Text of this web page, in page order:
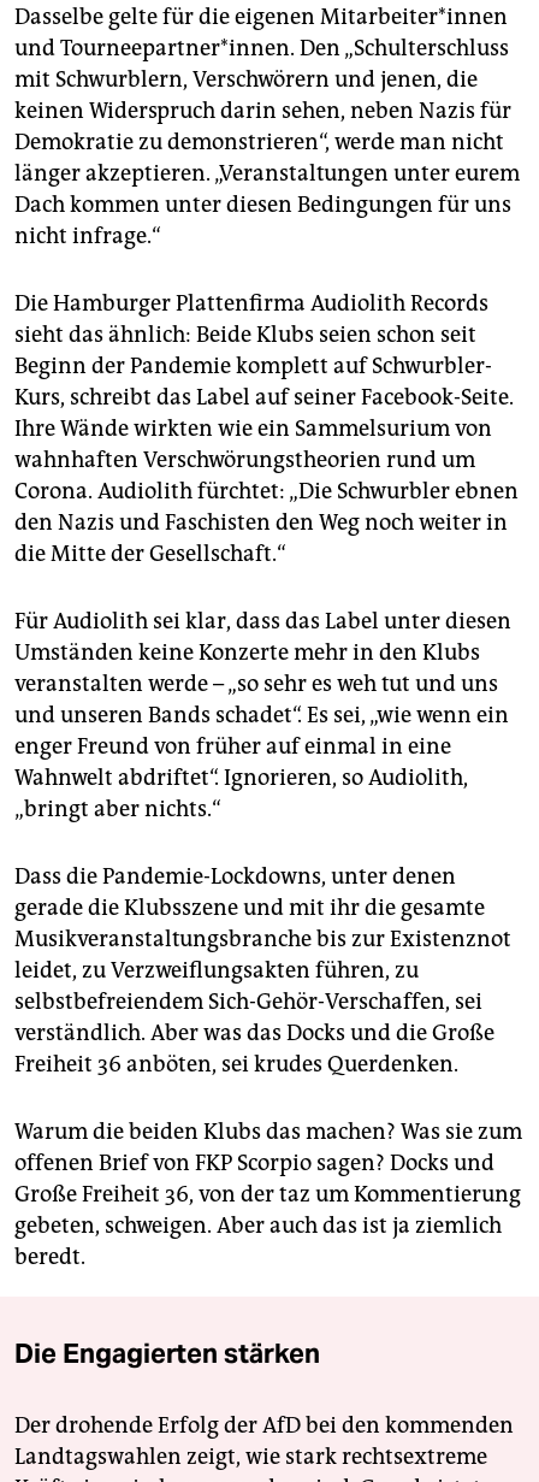
Dasselbe gelte für die eigenen Mit­ar­bei­te­r*in­nen
und Tourneepartner*innen. Den „Schulterschluss
mit Schwurblern, Verschwörern und jenen, die
keinen Widerspruch darin sehen, neben Nazis für
Demokratie zu demonstrieren“, werde man nicht
länger akzeptieren. „Veranstaltungen unter eurem
Dach kommen unter diesen Bedingungen für uns
nicht infrage.“
Die Hamburger Plattenfirma Audiolith Records
sieht das ähnlich: Beide Klubs seien schon seit
Beginn der Pandemie komplett auf Schwurbler-
Kurs, schreibt das Label auf seiner Facebook-Seite.
Ihre Wände wirkten wie ein Sammelsurium von
wahnhaften Verschwörungstheorien rund um
Corona. Audiolith fürchtet: „Die Schwurbler ebnen
den Nazis und Faschisten den Weg noch weiter in
die Mitte der Gesellschaft.“
Für Audiolith sei klar, dass das Label unter diesen
Umständen keine Konzerte mehr in den Klubs
veranstalten werde – „so sehr es weh tut und uns
und unseren Bands schadet“. Es sei, „wie wenn ein
enger Freund von früher auf einmal in eine
Wahnwelt abdriftet“. Ignorieren, so Audiolith,
„bringt aber nichts.“
Dass die Pandemie-Lockdowns, unter denen
gerade die Klubsszene und mit ihr die gesamte
Musikveranstaltungsbranche bis zur Existenznot
leidet, zu Verzweiflungsakten führen, zu
selbstbefreiendem Sich-Gehör-Verschaffen, sei
verständlich. Aber was das Docks und die Große
Freiheit 36 anböten, sei krudes Querdenken.
Warum die beiden Klubs das machen? Was sie zum
offenen Brief von FKP Scorpio sagen? Docks und
Große Freiheit 36, von der taz um Kommentierung
gebeten, schweigen. Aber auch das ist ja ziemlich
beredt.
Die Engagierten stärken
Der drohende Erfolg der AfD bei den kommenden
Landtagswahlen zeigt, wie stark rechtsextreme